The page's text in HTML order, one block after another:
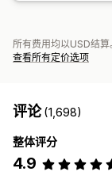
所有费用均以USD结算
查看所有定价选项
评论(1,698)
整体评分
4.9